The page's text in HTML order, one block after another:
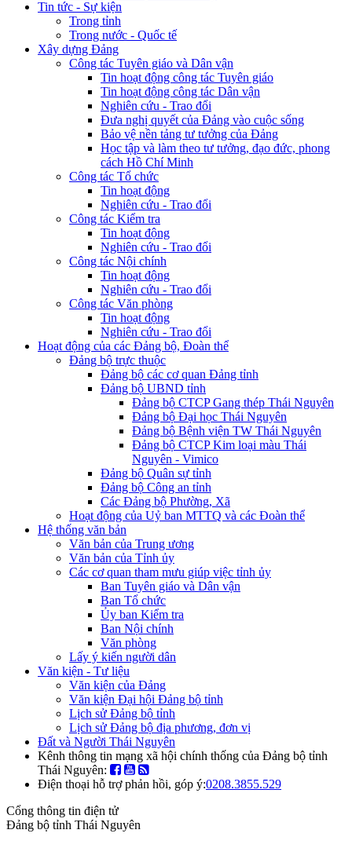
Tin tức - Sự kiện
Trong tỉnh
Trong nước - Quốc tế
Xây dựng Đảng
Công tác Tuyên giáo và Dân vận
Tin hoạt động công tác Tuyên giáo
Tin hoạt động công tác Dân vận
Nghiên cứu - Trao đổi
Đưa nghị quyết của Đảng vào cuộc sống
Bảo vệ nền tảng tư tưởng của Đảng
Học tập và làm theo tư tưởng, đạo đức, phong
cách Hồ Chí Minh
Công tác Tổ chức
Tin hoạt động
Nghiên cứu - Trao đổi
Công tác Kiểm tra
Tin hoạt động
Nghiên cứu - Trao đổi
Công tác Nội chính
Tin hoạt động
Nghiên cứu - Trao đổi
Công tác Văn phòng
Tin hoạt động
Nghiên cứu - Trao đổi
Hoạt động của các Đảng bộ, Đoàn thể
Đảng bộ trực thuộc
Đảng bộ các cơ quan Đảng tỉnh
Đảng bộ UBND tỉnh
Đảng bộ CTCP Gang thép Thái Nguyên
Đảng bộ Đại học Thái Nguyên
Đảng bộ Bệnh viện TW Thái Nguyên
Đảng bộ CTCP Kim loại màu Thái
Nguyên - Vimico
Đảng bộ Quân sự tỉnh
Đảng bộ Công an tỉnh
Các Đảng bộ Phường, Xã
Hoạt động của Uỷ ban MTTQ và các Đoàn thể
Hệ thống văn bản
Văn bản của Trung ương
Văn bản của Tỉnh ủy
Các cơ quan tham mưu giúp việc tỉnh ủy
Ban Tuyên giáo và Dân vận
Ban Tổ chức
Ủy ban Kiểm tra
Ban Nội chính
Văn phòng
Lấy ý kiến người dân
Văn kiện - Tư liệu
Văn kiện của Đảng
Văn kiện Đại hội Đảng bộ tỉnh
Lịch sử Đảng bộ tỉnh
Lịch sử Đảng bộ địa phương, đơn vị
Đất và Người Thái Nguyên
Kênh thông tin mạng xã hội chính thống của Đảng bộ tỉnh
Thái Nguyên:
Điện thoại hỗ trợ phản hồi, góp ý:0208.3855.529
Cổng thông tin điện tử
Đảng bộ tỉnh Thái Nguyên